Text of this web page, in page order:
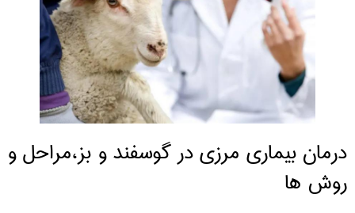
درمان بیماری مرزی در گوسفند و بز،مراحل و
روش ها